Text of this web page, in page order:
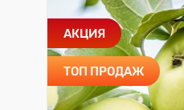
АКЦИЯ
ТОП ПРОДАЖ